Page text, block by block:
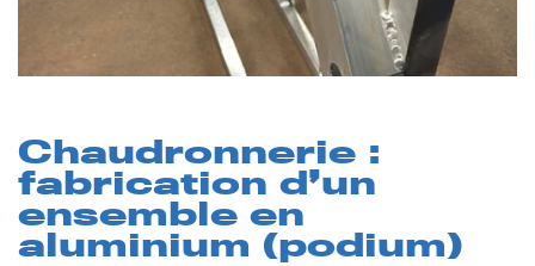
Chaudronnerie :
fabrication d’un
ensemble en
aluminium (podium)